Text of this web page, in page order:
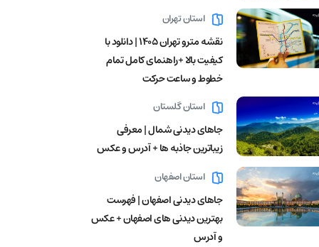
استان تهران
نقشه مترو تهران ۱۴۰۵ | دانلود با
کیفیت بالا +راهنمای کامل تمام
خطوط و ساعت حرکت
استان گلستان
جاهای دیدنی شمال | معرفی
زیباترین جاذبه ها + آدرس و عکس
استان اصفهان
جاهای دیدنی اصفهان | فهرست
بهترین دیدنی های اصفهان + عکس
و آدرس